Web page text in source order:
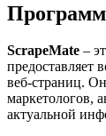
ScrapeMate –
предоставляет
веб-страниц.
маркетологов,
актуальной